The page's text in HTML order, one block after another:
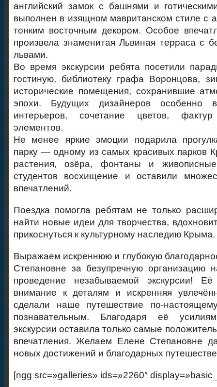
английский замок с башнями и
выполнен в изящном мавританском стиле с
тонким восточным декором. Особое
произвела знаменитая Львиная терраса с
львами.
Во время экскурсии ребята посетили
гостиную, библиотеку графа Воронцова,
исторические помещения, сохранившие
эпохи. Будущих дизайнеров особенно
интерьеров, сочетание цветов,
элементов.
Не менее яркие эмоции подарила
парку — одному из самых красивых парков
растения, озёра, фонтаны и
студентов восхищение и оставили
впечатлений.
Поездка помогла ребятам не только
найти новые идеи для творчества,
прикоснуться к культурному наследию Крыма.
Выражаем искреннюю и глубокую
Степановне за безупречную организацию
проведение незабываемой экскурсии!
внимание к деталям и искренняя
сделали наше путешествие по-
познавательным. Благодаря её
экскурсии оставила только самые
впечатления. Желаем Елене Степановне
новых достижений и благодарных
[ngg src=»galleries» ids=»2260″